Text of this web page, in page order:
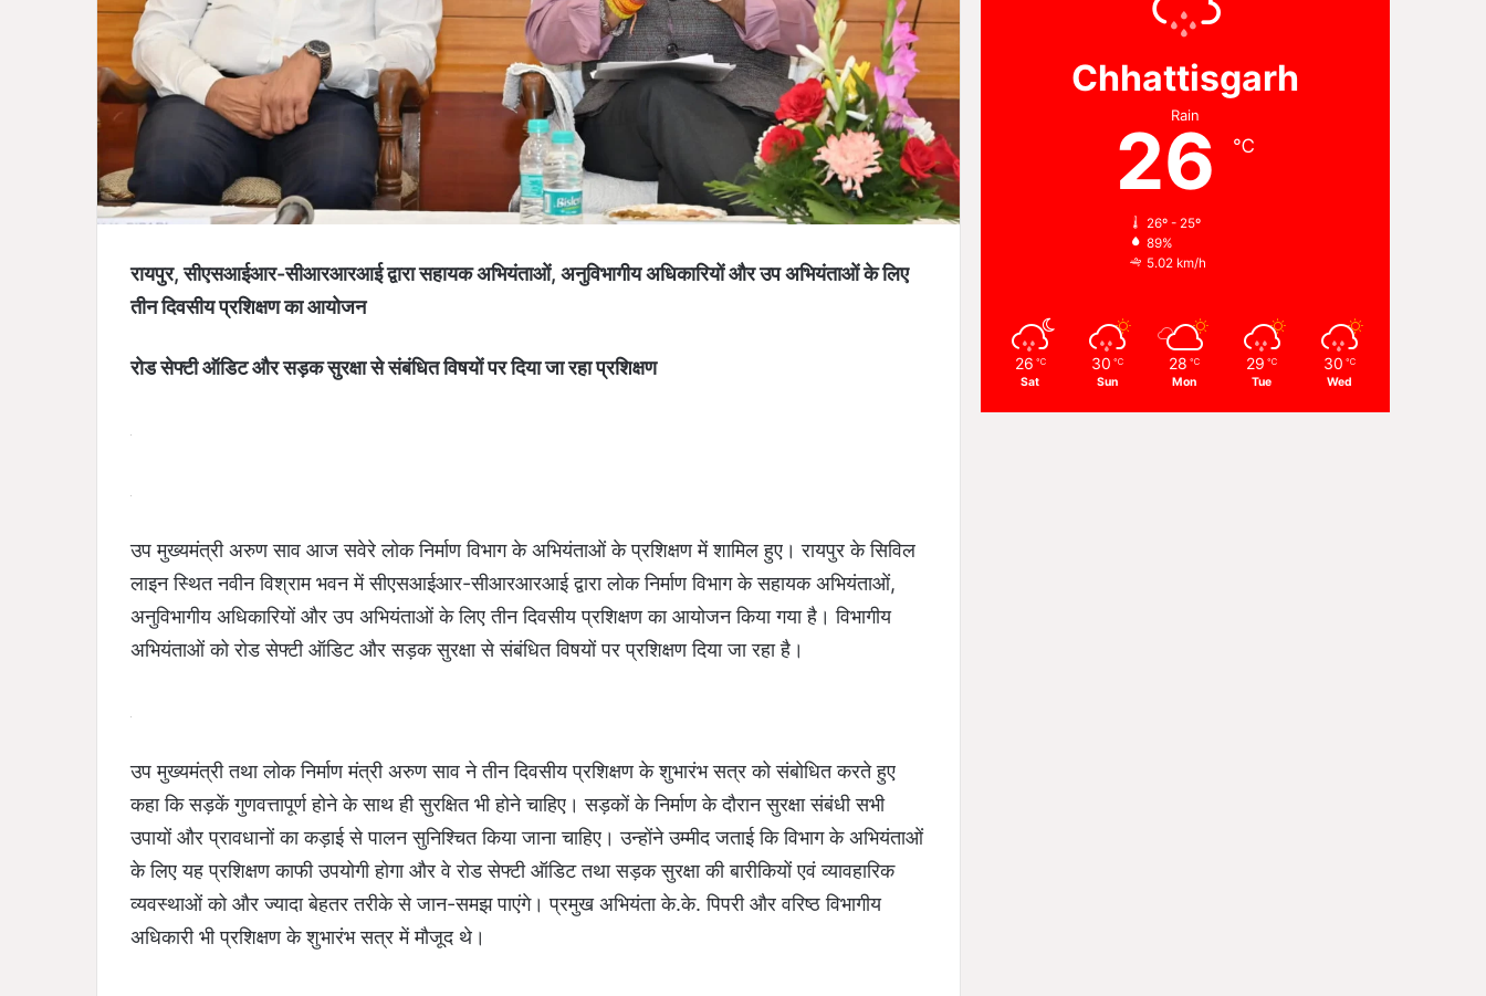
रायपुर, सीएसआईआर-सीआरआरआई द्वारा सहायक अभियंताओं, अनुविभागीय अधिकारियों और उप अभियंताओं के लिए
तीन दिवसीय प्रशिक्षण का आयोजन
रोड सेफ्टी ऑडिट और सड़क सुरक्षा से संबंधित विषयों पर दिया जा रहा प्रशिक्षण
उप मुख्यमंत्री अरुण साव आज सवेरे लोक निर्माण विभाग के अभियंताओं के प्रशिक्षण में शामिल हुए। रायपुर के सिविल
लाइन स्थित नवीन विश्राम भवन में सीएसआईआर-सीआरआरआई द्वारा लोक निर्माण विभाग के सहायक अभियंताओं,
अनुविभागीय अधिकारियों और उप अभियंताओं के लिए तीन दिवसीय प्रशिक्षण का आयोजन किया गया है। विभागीय
अभियंताओं को रोड सेफ्टी ऑडिट और सड़क सुरक्षा से संबंधित विषयों पर प्रशिक्षण दिया जा रहा है।
उप मुख्यमंत्री तथा लोक निर्माण मंत्री अरुण साव ने तीन दिवसीय प्रशिक्षण के शुभारंभ सत्र को संबोधित करते हुए
कहा कि सड़कें गुणवत्तापूर्ण होने के साथ ही सुरक्षित भी होने चाहिए। सड़कों के निर्माण के दौरान सुरक्षा संबंधी सभी
उपायों और प्रावधानों का कड़ाई से पालन सुनिश्चित किया जाना चाहिए। उन्होंने उम्मीद जताई कि विभाग के अभियंताओं
के लिए यह प्रशिक्षण काफी उपयोगी होगा और वे रोड सेफ्टी ऑडिट तथा सड़क सुरक्षा की बारीकियों एवं व्यावहारिक
व्यवस्थाओं को और ज्यादा बेहतर तरीके से जान-समझ पाएंगे। प्रमुख अभियंता के.के. पिपरी और वरिष्ठ विभागीय
अधिकारी भी प्रशिक्षण के शुभारंभ सत्र में मौजूद थे।
Chhattisgarh
Rain
26 ℃
26º - 25º
89%
5.02 km/h
26 ℃
Sat
30 ℃
Sun
28 ℃
Mon
29 ℃
Tue
30 ℃
Wed